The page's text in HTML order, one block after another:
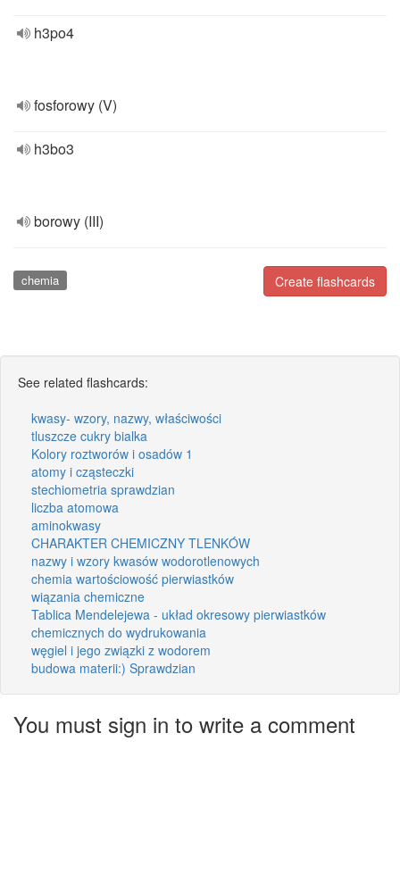
h3po4
fosforowy (V)
h3bo3
borowy (III)
Create flashcards
chemia
See related flashcards:
kwasy- wzory, nazwy, właściwości
tluszcze cukry bialka
Kolory roztworów i osadów 1
atomy i cząsteczki
stechiometria sprawdzian
liczba atomowa
aminokwasy
CHARAKTER CHEMICZNY TLENKÓW
nazwy i wzory kwasów wodorotlenowych
chemia wartościowość pierwiastków
wiązania chemiczne
Tablica Mendelejewa - układ okresowy pierwiastków
chemicznych do wydrukowania
węgiel i jego związki z wodorem
budowa materii:) Sprawdzian
You must sign in to write a comment